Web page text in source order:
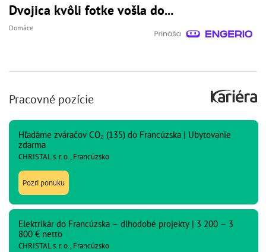
Dvojica kvôli fotke vošla do...
Domáce
Pracovné pozície
Hľadáme zváračov CO₂ (135) do Francúzska | Ubytovanie
zdarma
CHRISTAL s. r. o., Francúzsko
Pozri ponuku
Elektrikár do Francúzska – dlhodobé projekty | 3 200 – 3
800 € netto
CHRISTAL s. r. o., Francúzsko